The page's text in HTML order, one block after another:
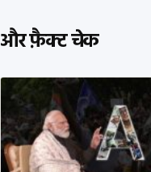
और फ़ैक्ट चेक